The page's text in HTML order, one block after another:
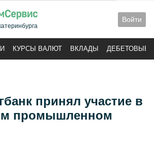
Войти
КУРСЫ ВАЛЮТ ВКЛАДЫ ДЕБЕТОВЫЕ
принял участие в
промышленном